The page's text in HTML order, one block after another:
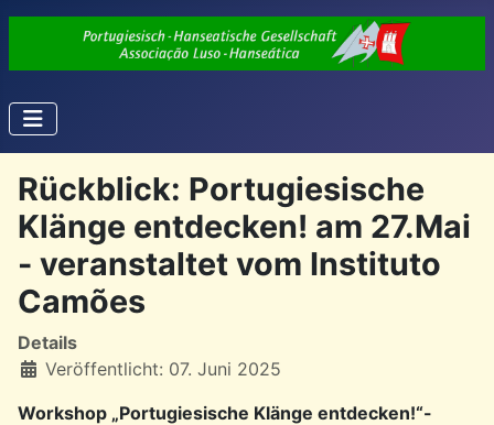
Rückblick: Portugiesische
Klänge entdecken! am 27.Mai
- veranstaltet vom Instituto
Camões
Details
Veröffentlicht: 07. Juni 2025
Workshop „Portugiesische Klänge entdecken!“-